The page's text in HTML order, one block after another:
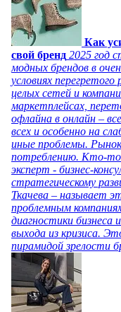
Как
свой бренд 2025 год
модных брендов в
условиях
целых сетей и
маркетплейсах,
офлайна в онлайн –
всех и особенно на
иные проблемы. Рынок
потреблению. Кто-
эксперт - бизнес-
стратегическому
Ткачева – называет
проблемным
диагностики бизнеса
выхода из кризиса.
пирамидой зрелости